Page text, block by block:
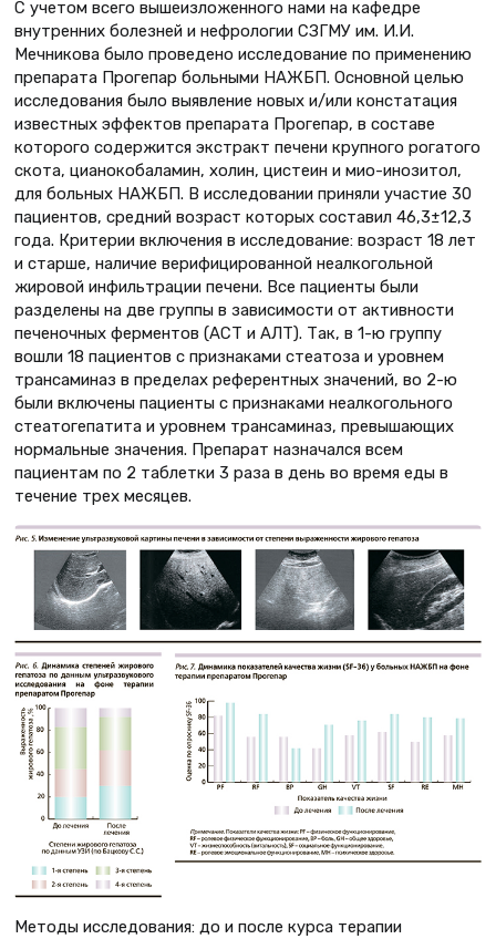
С учетом всего вышеизложенного нами на кафедре
внутренних болезней и нефрологии СЗГМУ им. И.И.
Мечникова было проведено исследование по применению
препарата Прогепар больными НАЖБП. Основной целью
исследования было выявление новых и/или констатация
известных эффектов препарата Прогепар, в составе
которого содержится экстракт печени крупного рогатого
скота, цианокобаламин, холин, цистеин и мио-инозитол,
для больных НАЖБП. В исследовании приняли участие 30
пациентов, средний возраст которых составил 46,3±12,3
года. Критерии включения в исследование: возраст 18 лет
и старше, наличие верифицированной неалкогольной
жировой инфильтрации печени. Все пациенты были
разделены на две группы в зависимости от активности
печеночных ферментов (АСТ и АЛТ). Так, в 1-ю группу
вошли 18 пациентов с признаками стеатоза и уровнем
трансаминаз в пределах референтных значений, во 2-ю
были включены пациенты с признаками неалкогольного
стеатогепатита и уровнем трансаминаз, превышающих
нормальные значения. Препарат назначался всем
пациентам по 2 таблетки 3 раза в день во время еды в
течение трех месяцев.
Методы исследования: до и после курса терапии